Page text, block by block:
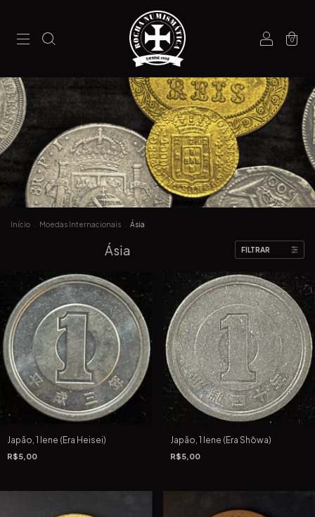
0
Início Moedas Internacionais Ásia
Ásia FILTRAR
Japão, 1 Iene (Era Heisei)
R$5,00
Japão, 1 Iene (Era Shōwa)
R$5,00